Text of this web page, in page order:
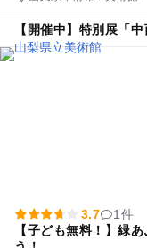
【開催中】特別展「
までも佇む、装置」
3.7
1件
【子ども無料！】緑